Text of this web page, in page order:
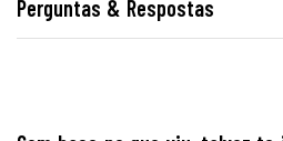
Perguntas & Respostas